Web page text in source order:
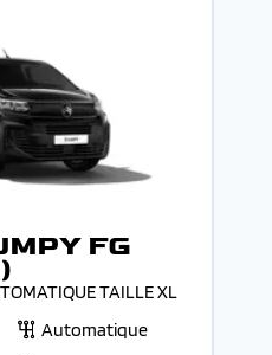
FG
TAILLE XL
Automatique